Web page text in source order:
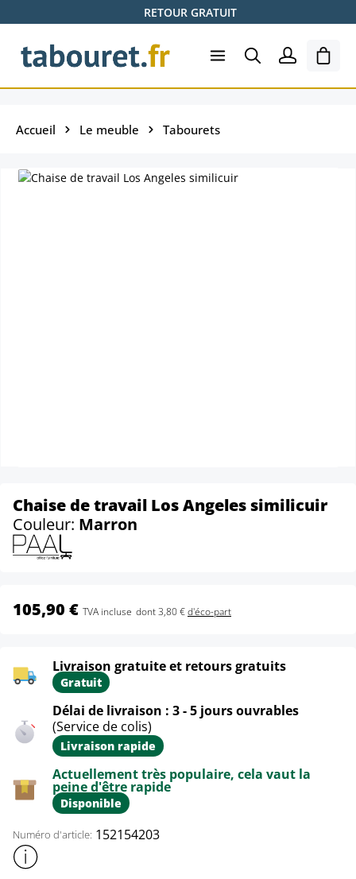
Passer au contenu principalRETOUR GRATUIT
Le
Accueil Le meuble Tabourets
Chaise de travail Los Angeles similicuir
Couleur: Marron
105,90 € TVA incluse dont 3,80 €d'éco-part
Livraison gratuite et retours gratuits
Gratuit
Délai de livraison : 3 - 5 jours ouvrables
(Service de colis)
Livraison rapide
Actuellement très populaire, cela vaut la
peine d'être rapide
Disponible
Numéro d'article: 152154203
Afficher plus d'informations sur le produit